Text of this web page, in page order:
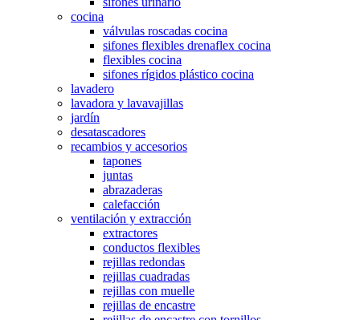
cocina
válvulas roscadas cocina
sifones flexibles drenaflex cocina
flexibles cocina
sifones rígidos plástico cocina
lavadero
lavadora y lavavajillas
jardín
desatascadores
recambios y accesorios
tapones
juntas
abrazaderas
calefacción
ventilación y extracción
extractores
conductos flexibles
rejillas redondas
rejillas cuadradas
rejillas con muelle
rejillas de encastre